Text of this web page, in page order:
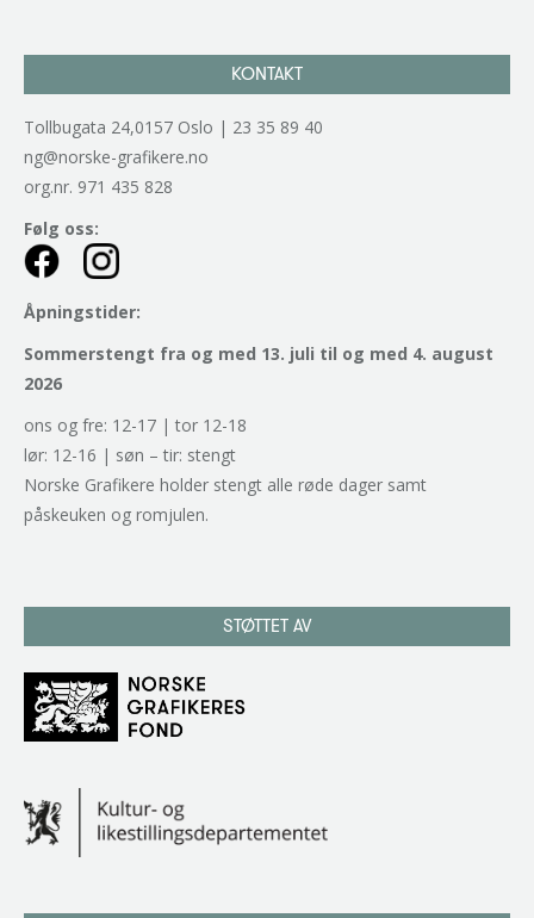
KONTAKT
Tollbugata 24,0157 Oslo | 23 35 89 40
ng@norske-grafikere.no
org.nr. 971 435 828
Følg oss:
Åpningstider:
Sommerstengt fra og med 13. juli til og med 4. august
2026
ons og fre: 12-17 | tor 12-18
lør: 12-16 | søn – tir: stengt
Norske Grafikere holder stengt alle røde dager samt
påskeuken og romjulen.
STØTTET AV